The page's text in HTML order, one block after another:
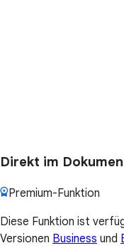
Direkt im
Premium-Funktion
Diese Funktion ist
Versionen Business und